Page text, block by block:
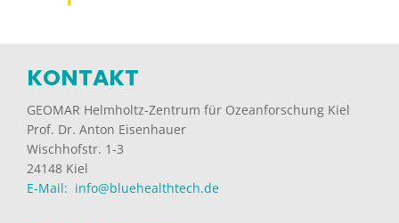
KONTAKT
GEOMAR Helmholtz-Zentrum für Ozeanforschung Kiel
Prof. Dr. Anton Eisenhauer
Wischhofstr. 1-3
24148 Kiel
E-Mail: info@bluehealthtech.de